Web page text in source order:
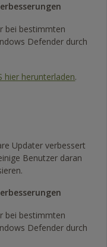
bei bestimmten
Defender durch
hier herunterladen.
Updater verbessert
Benutzer daran
bei bestimmten
Defender durch